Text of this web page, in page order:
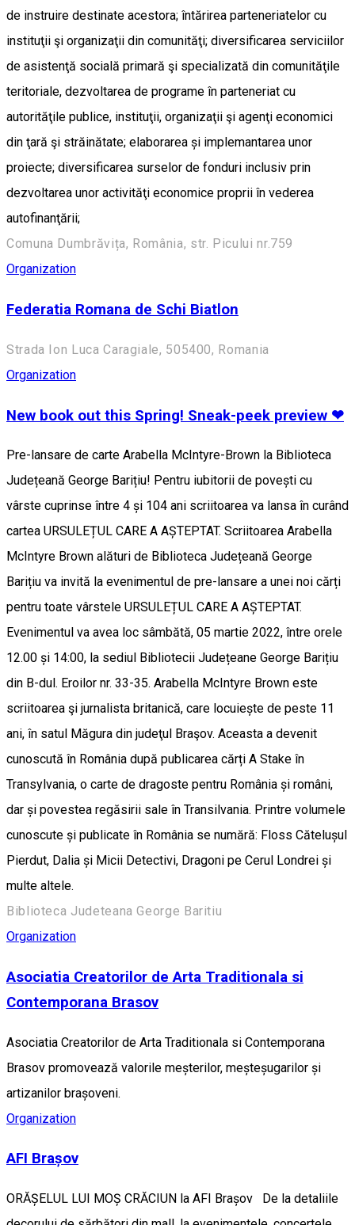
de instruire destinate acestora; întărirea parteneriatelor cu
instituţii şi organizaţii din comunităţi; diversificarea serviciilor
de asistenţă socială primară şi specializată din comunităţile
teritoriale, dezvoltarea de programe în parteneriat cu
autorităţile publice, instituţii, organizaţii şi agenţi economici
din ţară şi străinătate; elaborarea și implemantarea unor
proiecte; diversificarea surselor de fonduri inclusiv prin
dezvoltarea unor activităţi economice proprii în vederea
autofinanţării;
Comuna Dumbrăvița, România, str. Picului nr.759
Organization
Federatia Romana de Schi Biatlon
Strada Ion Luca Caragiale, 505400, Romania
Organization
New book out this Spring! Sneak-peek preview ❤
Pre-lansare de carte Arabella McIntyre-Brown la Biblioteca
Județeană George Barițiu! Pentru iubitorii de povești cu
vârste cuprinse între 4 și 104 ani scriitoarea va lansa în curând
cartea URSULEȚUL CARE A AȘTEPTAT. Scriitoarea Arabella
McIntyre Brown alături de Biblioteca Județeană George
Barițiu va invită la evenimentul de pre-lansare a unei noi cărți
pentru toate vârstele URSULEȚUL CARE A AȘTEPTAT.
Evenimentul va avea loc sâmbătă, 05 martie 2022, între orele
12.00 și 14:00, la sediul Bibliotecii Județeane George Barițiu
din B-dul. Eroilor nr. 33-35. Arabella McIntyre Brown este
scriitoarea şi jurnalista britanică, care locuiește de peste 11
ani, în satul Măgura din judeţul Braşov. Aceasta a devenit
cunoscută în România după publicarea cărți A Stake în
Transylvania, o carte de dragoste pentru România și români,
dar și povestea regăsirii sale în Transilvania. Printre volumele
cunoscute și publicate în România se numără: Floss Cătelușul
Pierdut, Dalia și Micii Detectivi, Dragoni pe Cerul Londrei și
multe altele.
Biblioteca Judeteana George Baritiu
Organization
Asociatia Creatorilor de Arta Traditionala si
Contemporana Brasov
Asociatia Creatorilor de Arta Traditionala si Contemporana
Brasov promovează valorile meșterilor, meșteșugarilor și
artizanilor brașoveni.
Organization
AFI Brașov
ORĂȘELUL LUI MOȘ CRĂCIUN la AFI Brașov De la detaliile